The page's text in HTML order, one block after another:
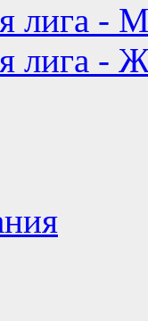
лига -
лига -